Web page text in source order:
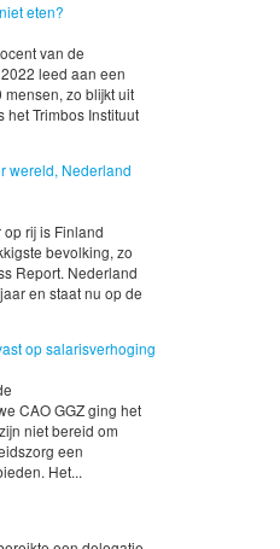
eten?
van de
leed aan een
zo blijkt uit
het Trimbos Instituut
wereld, Nederland
rij is Finland
bevolking, zo
Report. Nederland
en staat nu op de
op salarisverhoging
CAO GGZ ging het
niet bereid om
een
Het...